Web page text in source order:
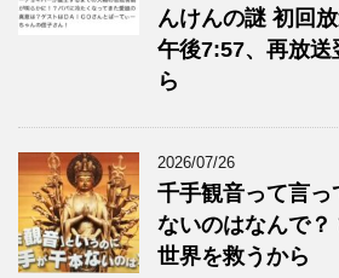
んけんの謎 初回
午後7:57、再放
ら
2026/07/26
千手観音って言
ないのはなんで
世界を救うから